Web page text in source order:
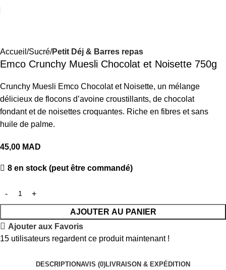
Accueil Sucré Petit Déj & Barres repas
Emco Crunchy Muesli Chocolat et Noisette 750g
Crunchy Muesli Emco Chocolat et Noisette, un mélange
délicieux de flocons d’avoine croustillants, de chocolat
fondant et de noisettes croquantes. Riche en fibres et sans
huile de palme.
45,00 MAD
8 en stock (peut être commandé)
AJOUTER AU PANIER
Ajouter aux Favoris
15 utilisateurs regardent ce produit maintenant !
DESCRIPTIONAVIS (0)LIVRAISON & EXPÉDITION